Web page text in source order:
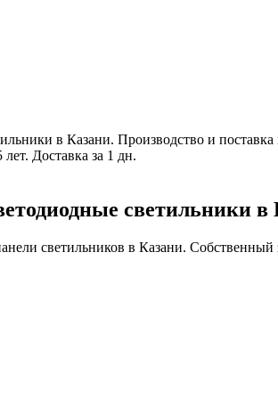
в Казани. Производство и
Доставка за 1 дн.
светильники в
светильников в Казани.